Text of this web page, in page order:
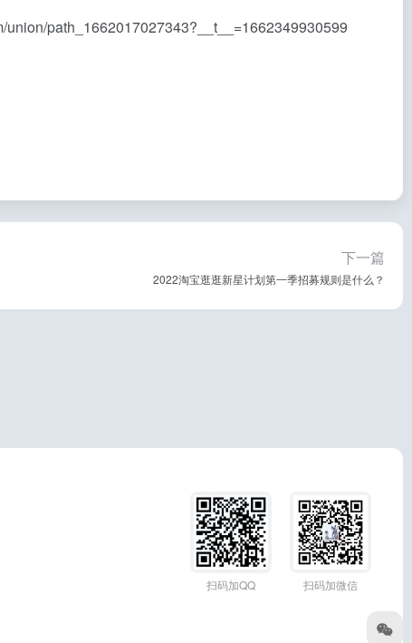
path_1662017027343?__t__=1662349930599
下一篇
2022淘宝逛逛新星计划第一季招募规则是什么？
扫码加QQ 扫码加微信